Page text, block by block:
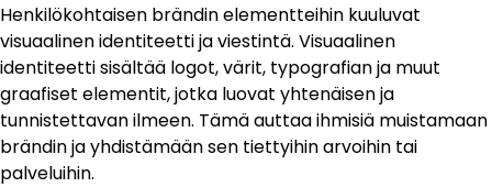
Henkilökohtaisen brändin elementteihin kuuluvat
visuaalinen identiteetti ja viestintä. Visuaalinen
identiteetti sisältää logot, värit, typografian ja muut
graafiset elementit, jotka luovat yhtenäisen ja
tunnistettavan ilmeen. Tämä auttaa ihmisiä muistamaan
brändin ja yhdistämään sen tiettyihin arvoihin tai
palveluihin.